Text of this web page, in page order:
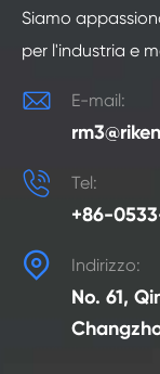
Siamo
per l'industria e
 E-mail:
 Tel:
+86-
 Indirizzo:
No. 61,